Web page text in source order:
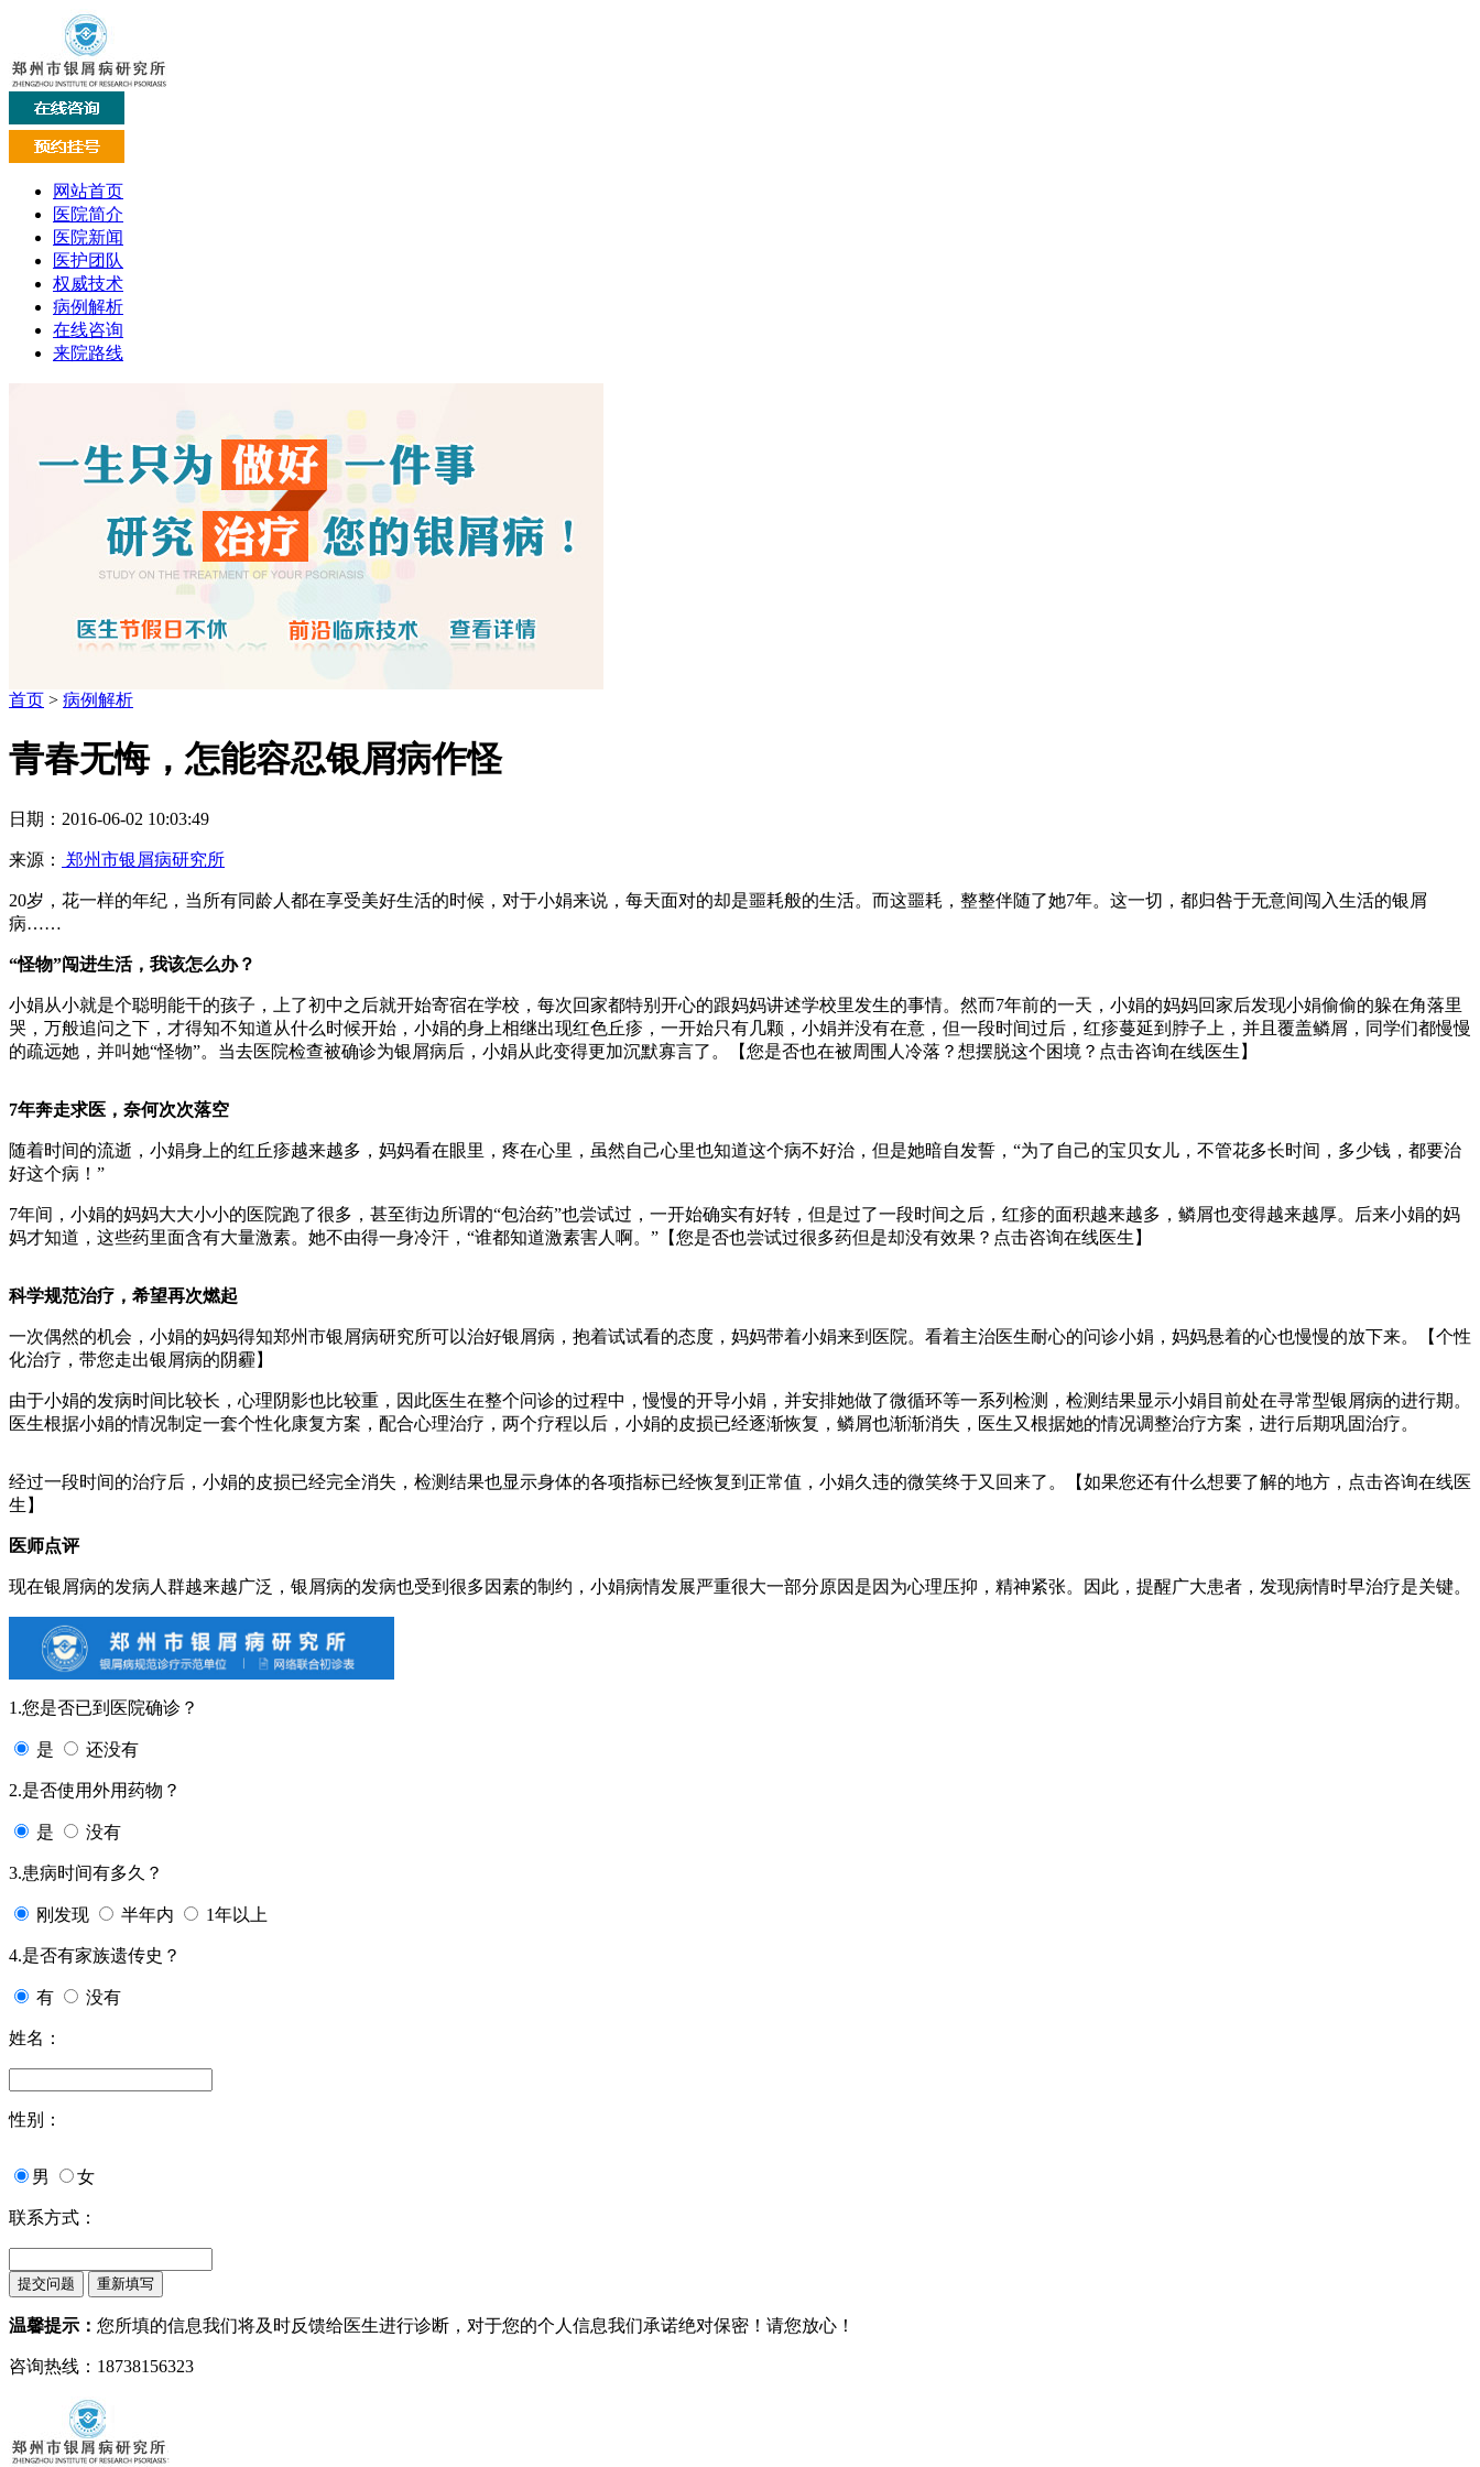
网站首页
医院简介
医院新闻
医护团队
权威技术
病例解析
在线咨询
来院路线
首页 > 病例解析
青春无悔，怎能容忍银屑病作怪
日期：2016-06-02 10:03:49
来源： 郑州市银屑病研究所
20岁，花一样的年纪，当所有同龄人都在享受美好生活的时候，对于小娟来说，每天面对的却是噩耗般的生活。而这噩耗，整整伴随了她7年。这一切，都归咎于无意间闯入生活的银屑
病……
“怪物”闯进生活，我该怎么办？
小娟从小就是个聪明能干的孩子，上了初中之后就开始寄宿在学校，每次回家都特别开心的跟妈妈讲述学校里发生的事情。然而7年前的一天，小娟的妈妈回家后发现小娟偷偷的躲在角落里
哭，万般追问之下，才得知不知道从什么时候开始，小娟的身上相继出现红色丘疹，一开始只有几颗，小娟并没有在意，但一段时间过后，红疹蔓延到脖子上，并且覆盖鳞屑，同学们都慢慢
的疏远她，并叫她“怪物”。当去医院检查被确诊为银屑病后，小娟从此变得更加沉默寡言了。【您是否也在被周围人冷落？想摆脱这个困境？点击咨询在线医生】
7年奔走求医，奈何次次落空
随着时间的流逝，小娟身上的红丘疹越来越多，妈妈看在眼里，疼在心里，虽然自己心里也知道这个病不好治，但是她暗自发誓，“为了自己的宝贝女儿，不管花多长时间，多少钱，都要治
好这个病！”
7年间，小娟的妈妈大大小小的医院跑了很多，甚至街边所谓的“包治药”也尝试过，一开始确实有好转，但是过了一段时间之后，红疹的面积越来越多，鳞屑也变得越来越厚。后来小娟的妈
妈才知道，这些药里面含有大量激素。她不由得一身冷汗，“谁都知道激素害人啊。”【您是否也尝试过很多药但是却没有效果？点击咨询在线医生】
科学规范治疗，希望再次燃起
一次偶然的机会，小娟的妈妈得知郑州市银屑病研究所可以治好银屑病，抱着试试看的态度，妈妈带着小娟来到医院。看着主治医生耐心的问诊小娟，妈妈悬着的心也慢慢的放下来。【个性
化治疗，带您走出银屑病的阴霾】
由于小娟的发病时间比较长，心理阴影也比较重，因此医生在整个问诊的过程中，慢慢的开导小娟，并安排她做了微循环等一系列检测，检测结果显示小娟目前处在寻常型银屑病的进行期。
医生根据小娟的情况制定一套个性化康复方案，配合心理治疗，两个疗程以后，小娟的皮损已经逐渐恢复，鳞屑也渐渐消失，医生又根据她的情况调整治疗方案，进行后期巩固治疗。
经过一段时间的治疗后，小娟的皮损已经完全消失，检测结果也显示身体的各项指标已经恢复到正常值，小娟久违的微笑终于又回来了。【如果您还有什么想要了解的地方，点击咨询在线医
生】
医师点评
现在银屑病的发病人群越来越广泛，银屑病的发病也受到很多因素的制约，小娟病情发展严重很大一部分原因是因为心理压抑，精神紧张。因此，提醒广大患者，发现病情时早治疗是关键。
1.您是否已到医院确诊？
是 还没有
2.是否使用外用药物？
是 没有
3.患病时间有多久？
刚发现 半年内 1年以上
4.是否有家族遗传史？
有 没有
姓名：
性别：
男 女
联系方式：
温馨提示： 您所填的信息我们将及时反馈给医生进行诊断，对于您的个人信息我们承诺绝对保密！请您放心！
咨询热线：18738156323